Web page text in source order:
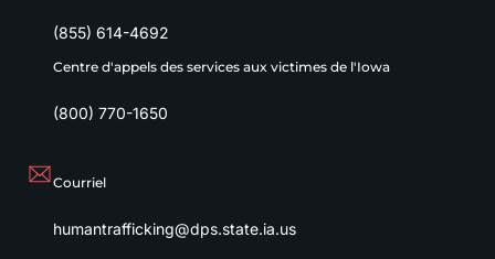
(855) 614-4692
Centre d'appels des services aux victimes de l'Iowa
(800) 770-1650
Courriel
humantrafficking@dps.state.ia.us